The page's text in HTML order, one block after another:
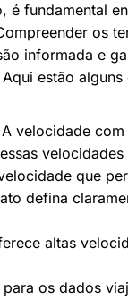
é fundamental
os
informada e
estão
velocidade
que
defina
altas
os dados